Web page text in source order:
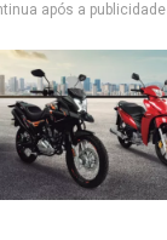
após a publicidade